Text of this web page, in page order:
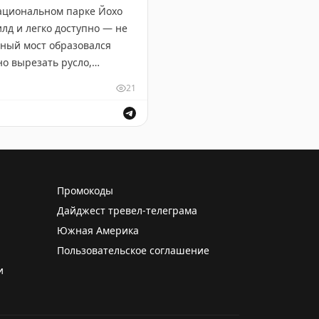
парке Йохо
и легко доступно — не
мост образовался
вырезать русло,
21
Промокоды
Дайджест тревел-телеграма
Южная Америка
Пользовательское соглашение